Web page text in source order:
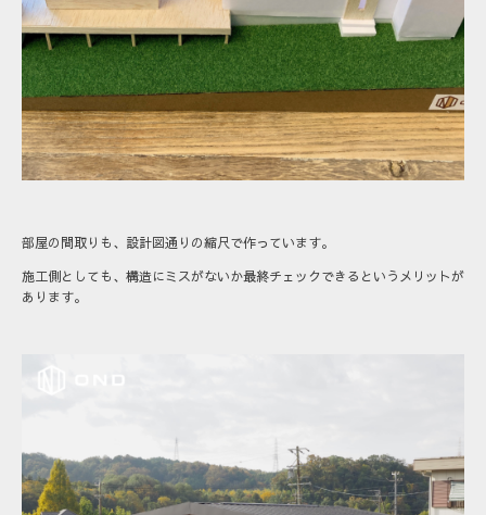
部屋の間取りも、設計図通りの縮尺で作っています。
施工側としても、構造にミスがないか最終チェックできるというメリットが
あります。